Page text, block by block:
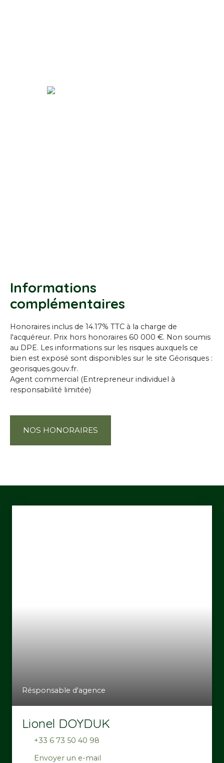
Informations
complémentaires
Honoraires inclus de 14.17% TTC à la charge de
l'acquéreur. Prix hors honoraires 60 000 €. Non soumis
au DPE. Les informations sur les risques auxquels ce
bien est exposé sont disponibles sur le site Géorisques :
georisques.gouv.fr.
Agent commercial (Entrepreneur individuel à
responsabilité limitée)
NOS HONORAIRES
Résponsable d'agence
Lionel DOYDUK
+33 6 73 50 40 98
Envoyer un e-mail